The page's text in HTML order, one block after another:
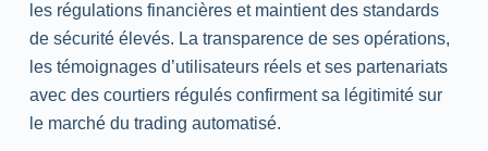
les régulations financières et maintient des standards
de sécurité élevés. La transparence de ses opérations,
les témoignages d’utilisateurs réels et ses partenariats
avec des courtiers régulés confirment sa légitimité sur
le marché du trading automatisé.